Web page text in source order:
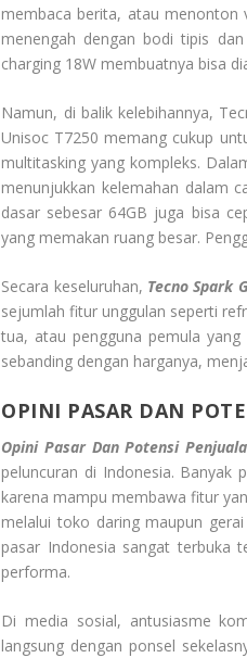
membaca berita, atau menonton
menengah dengan bodi tipis
charging 18W membuatnya bisa
Namun, di balik kelebihannya,
Unisoc T7250 memang cukup
multitasking yang kompleks.
menunjukkan kelemahan dalam
dasar sebesar 64GB juga bisa
yang memakan ruang besar.
Secara keseluruhan, Tecno Spark
sejumlah fitur unggulan seperti
tua, atau pengguna pemula
sebanding dengan harganya,
OPINI PASAR DAN
Opini Pasar Dan Potensi
peluncuran di Indonesia. Banyak
karena mampu membawa fitur
melalui toko daring maupun
pasar Indonesia sangat terbuka
performa.
Di media sosial, antusiasme
langsung dengan ponsel